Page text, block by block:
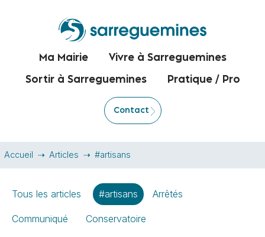
Ma Mairie Vivre à Sarreguemines
Sortir à Sarreguemines Pratique / Pro
Contact
Accueil Articles #artisans
Tous les articles #artisans Arrêtés
Communiqué Conservatoire